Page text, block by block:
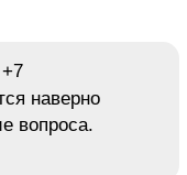
+7
наверно
вопроса.